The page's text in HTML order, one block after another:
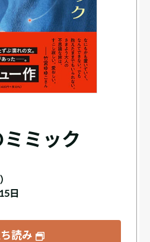
ミック
日
読み